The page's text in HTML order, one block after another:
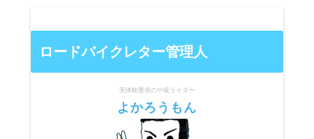
ロードバイクレター管理人
実体験重視の中級ライダー
よかろうもん